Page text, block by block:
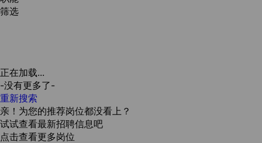
筛选
正在加载...
-没有更多了-
重新搜索
亲！为您的推荐岗位都没看上？
试试查看最新招聘信息吧
点击查看更多岗位